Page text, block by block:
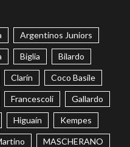
Argentinos Juniors
Biglia Bilardo
Clarín Coco Basile
Francescoli Gallardo
Higuaín Kempes
MASCHERANO